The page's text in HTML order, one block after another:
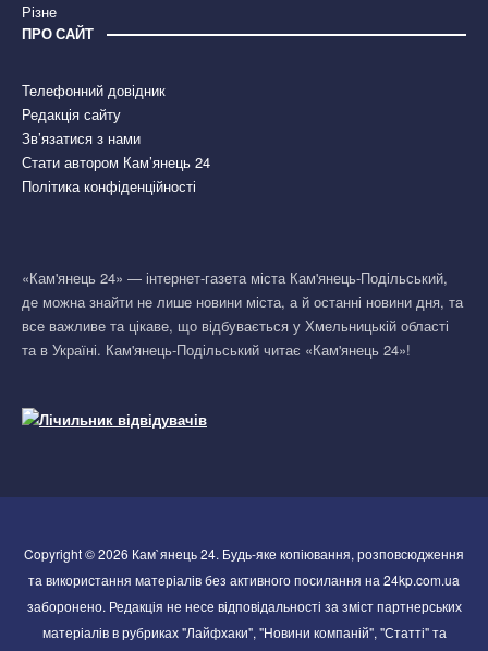
Різне
ПРО САЙТ
Телефонний довідник
Редакція сайту
Зв’язатися з нами
Стати автором Кам’янець 24
Політика конфіденційності
«Кам'янець 24» — інтернет-газета міста Кам'янець-Подільський,
де можна знайти не лише новини міста, а й останні новини дня, та
все важливе та цікаве, що відбувається у Хмельницькій області
та в Україні. Кам'янець-Подільський читає «Кам'янець 24»!
Copyright © 2026 Кам`янець 24. Будь-яке копіювання, розповсюдження
та використання матеріалів без активного посилання на 24kp.com.ua
заборонено. Редакція не несе відповідальності за зміст партнерських
матеріалів в рубриках "Лайфхаки", "Новини компаній", "Статті" та